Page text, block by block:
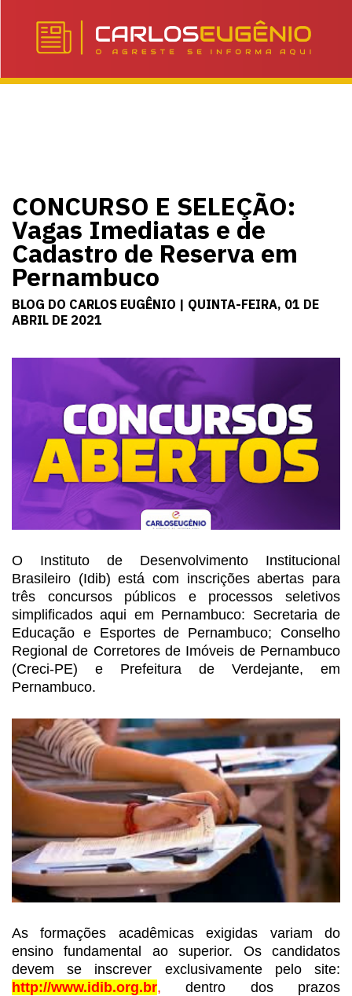
CONCURSO E SELEÇÃO:
Vagas Imediatas e de
Cadastro de Reserva em
Pernambuco
BLOG DO CARLOS EUGÊNIO | QUINTA-FEIRA, 01 DE
ABRIL DE 2021
O Instituto de Desenvolvimento Institucional
Brasileiro (Idib) está com inscrições abertas para
três concursos públicos eprocessos seletivos
simplificados aqui em Pernambuco: Secretaria de
Educação eEsportes de Pernambuco; Conselho
Regional de Corretores de Imóveis dePernambuco
(Creci-PE) e Prefeitura de Verdejante, em
Pernambuco.
As formações acadêmicas exigidas variam do
ensino fundamental ao superior. Os candidatos
devem se inscrever exclusivamente pelosite:
http://www.idib.org.br,dentro dos prazos